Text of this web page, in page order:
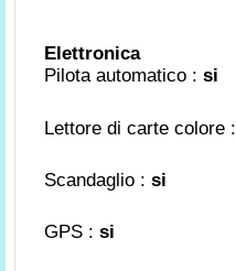
Elettronica
Pilota automatico : si
Lettore di carte colore :
Scandaglio : si
GPS : si